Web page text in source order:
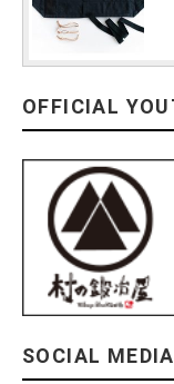
OFFICIAL
SOCIAL MEDIA